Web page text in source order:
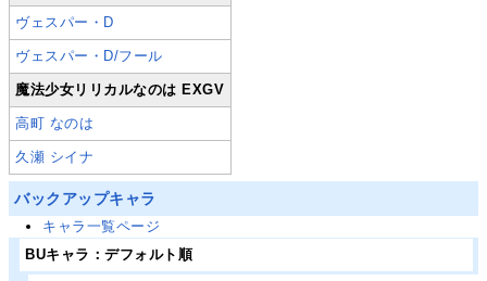
ヴェスパー・D
ヴェスパー・D/フール
魔法少女リリカルなのは EXGV
高町 なのは
久瀬 シイナ
バックアップキャラ
キャラ一覧ページ
BUキャラ：デフォルト順